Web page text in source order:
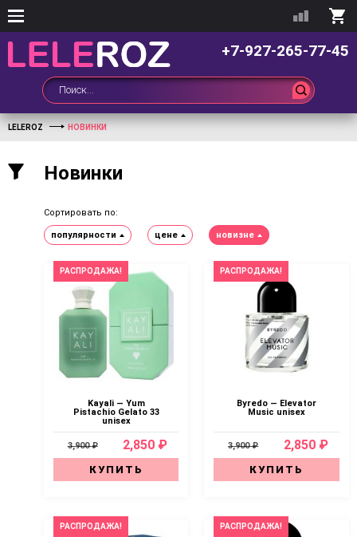
+7-927-265-77-45
LELEROZ НОВИНКИ
Новинки
Сортировать по:
популярности цене новизне
РАСПРОДАЖА!
Kayali — Yum
Pistachio Gelato 33
unisex
3,900 ₽ 2,850 ₽
КУПИТЬ
РАСПРОДАЖА!
Byredo — Elevator
Music unisex
3,900 ₽ 2,850 ₽
КУПИТЬ
РАСПРОДАЖА! РАСПРОДАЖА!